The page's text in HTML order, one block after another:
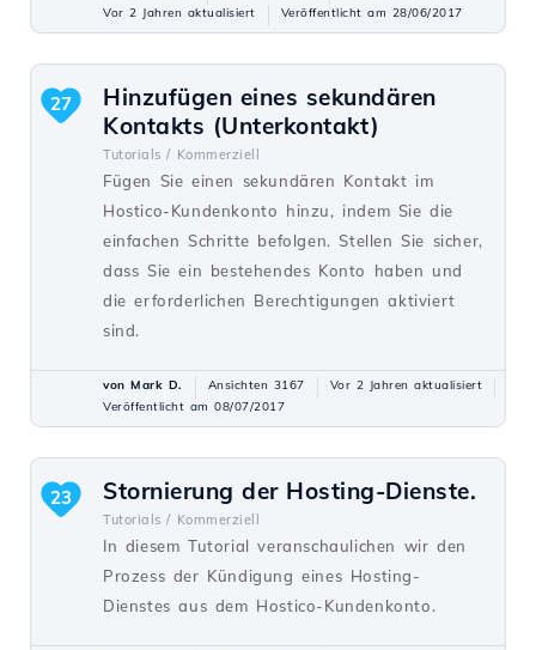
Vor 2 Jahren aktualisiert
Veröffentlicht am 28/06/2017
Hinzufügen eines sekundären
Kontakts (Unterkontakt)
Tutorials / Kommerziell
Fügen Sie einen sekundären Kontakt im
Hostico-Kundenkonto hinzu, indem Sie die
einfachen Schritte befolgen. Stellen Sie sicher,
dass Sie ein bestehendes Konto haben und
die erforderlichen Berechtigungen aktiviert
sind.
27
von Mark D. Ansichten 3167
Vor 2 Jahren aktualisiert
Veröffentlicht am 08/07/2017
Stornierung der Hosting-Dienste.
Tutorials / Kommerziell
In diesem Tutorial veranschaulichen wir den
Prozess der Kündigung eines Hosting-
Dienstes aus dem Hostico-Kundenkonto.
23